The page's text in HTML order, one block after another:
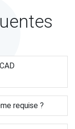
requise ?